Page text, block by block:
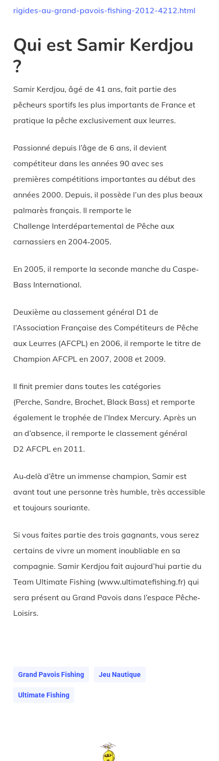
rigides-au-grand-pavois-fishing-2012-4212.html
Qui est Samir Kerdjou
?
Samir Kerdjou, âgé de 41 ans, fait partie des
pêcheurs sportifs les plus importants de France et
pratique la pêche exclusivement aux leurres.
Passionné depuis l’âge de 6 ans, il devient
compétiteur dans les années 90 avec ses
premières compétitions importantes au début des
années 2000. Depuis, il possède l’un des plus beaux
palmarès français. Il remporte le
Challenge Interdépartemental de Pêche aux
carnassiers en 2004‐2005.
En 2005, il remporte la seconde manche du Caspe‐
Bass International.
Deuxième au classement général D1 de
l’Association Française des Compétiteurs de Pêche
aux Leurres (AFCPL) en 2006, il remporte le titre de
Champion AFCPL en 2007, 2008 et 2009.
Il finit premier dans toutes les catégories
(Perche, Sandre, Brochet, Black Bass) et remporte
également le trophée de l’Index Mercury. Après un
an d’absence, il remporte le classement général
D2 AFCPL en 2011.
Au‐delà d’être un immense champion, Samir est
avant tout une personne très humble, très accessible
et toujours souriante.
Si vous faites partie des trois gagnants, vous serez
certains de vivre un moment inoubliable en sa
compagnie. Samir Kerdjou fait aujourd’hui partie du
Team Ultimate Fishing (www.ultimatefishing.fr) qui
sera présent au Grand Pavois dans l’espace Pêche‐
Loisirs.
Grand Pavois Fishing Jeu Nautique
Ultimate Fishing